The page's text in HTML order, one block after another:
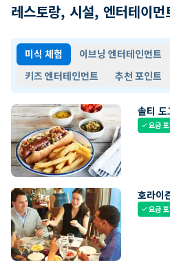
레스토랑, 시설, 엔터테이먼
미식 체험 이브닝 엔터테인먼트
키즈 엔터테인먼트
추천 포인트
솔티 도
check요금
호라이
check요금